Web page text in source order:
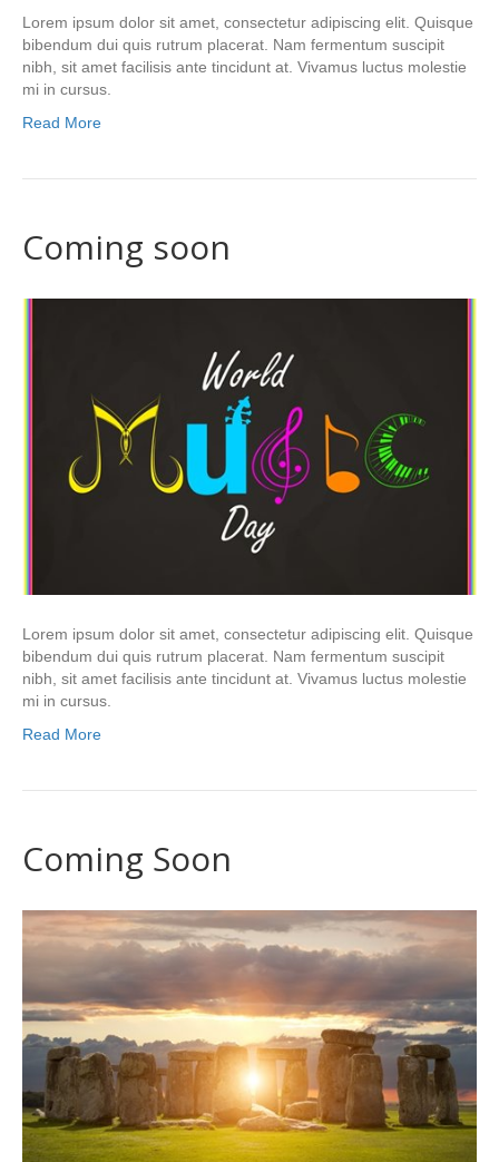
Lorem ipsum dolor sit amet, consectetur adipiscing elit. Quisque
bibendum dui quis rutrum placerat. Nam fermentum suscipit
nibh, sit amet facilisis ante tincidunt at. Vivamus luctus molestie
mi in cursus.
Read More
Coming soon
Lorem ipsum dolor sit amet, consectetur adipiscing elit. Quisque
bibendum dui quis rutrum placerat. Nam fermentum suscipit
nibh, sit amet facilisis ante tincidunt at. Vivamus luctus molestie
mi in cursus.
Read More
Coming Soon